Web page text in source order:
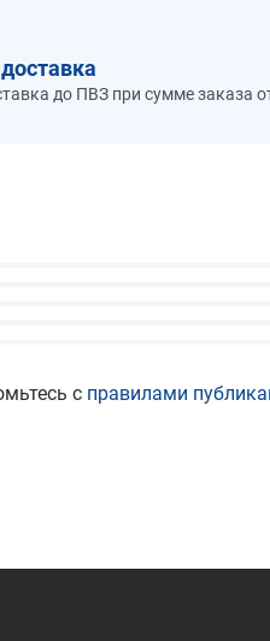
до ПВЗ при сумме заказа
с правилами